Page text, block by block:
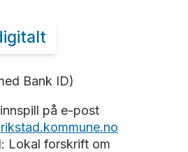
Bank ID)
på e-post
Lokal forskrift om